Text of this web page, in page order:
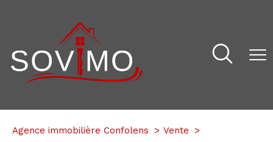
Agence immobilière Confolens
Vente